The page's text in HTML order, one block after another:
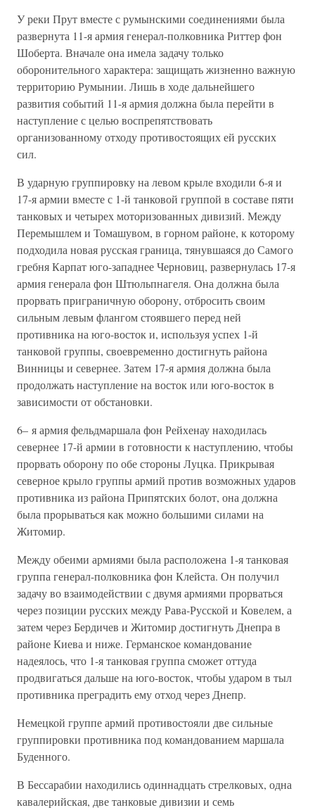
У реки Прут вместе с румынскими соединениями была
развернута 11-я армия генерал-полковника Риттер фон
Шоберта. Вначале она имела задачу только
оборонительного характера: защищать жизненно важную
территорию Румынии. Лишь в ходе дальнейшего
развития событий 11-я армия должна была перейти в
наступление с целью воспрепятствовать
организованному отходу противостоящих ей русских
сил.
В ударную группировку на левом крыле входили 6-я и
17-я армии вместе с 1-й танковой группой в составе пяти
танковых и четырех моторизованных дивизий. Между
Перемышлем и Томашувом, в горном районе, к которому
подходила новая русская граница, тянувшаяся до Самого
гребня Карпат юго-западнее Черновиц, развернулась 17-я
армия генерала фон Штюльпнагеля. Она должна была
прорвать приграничную оборону, отбросить своим
сильным левым флангом стоявшего перед ней
противника на юго-восток и, используя успех 1-й
танковой группы, своевременно достигнуть района
Винницы и севернее. Затем 17-я армия должна была
продолжать наступление на восток или юго-восток в
зависимости от обстановки.
6– я армия фельдмаршала фон Рейхенау находилась
севернее 17-й армии в готовности к наступлению, чтобы
прорвать оборону по обе стороны Луцка. Прикрывая
северное крыло группы армий против возможных ударов
противника из района Припятских болот, она должна
была прорываться как можно большими силами на
Житомир.
Между обеими армиями была расположена 1-я танковая
группа генерал-полковника фон Клейста. Он получил
задачу во взаимодействии с двумя армиями прорваться
через позиции русских между Рава-Русской и Ковелем, а
затем через Бердичев и Житомир достигнуть Днепра в
районе Киева и ниже. Германское командование
надеялось, что 1-я танковая группа сможет оттуда
продвигаться дальше на юго-восток, чтобы ударом в тыл
противника преградить ему отход через Днепр.
Немецкой группе армий противостояли две сильные
группировки противника под командованием маршала
Буденного.
В Бессарабии находились одиннадцать стрелковых, одна
кавалерийская, две танковые дивизии и семь